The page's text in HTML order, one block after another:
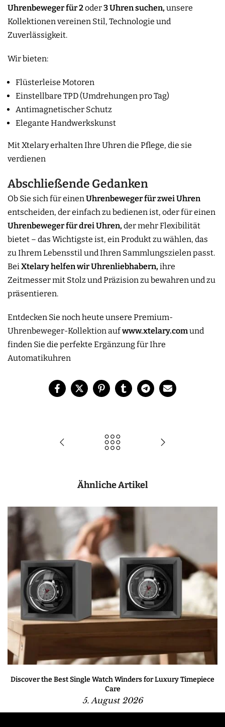
Uhrenbeweger für 2oder3 Uhren suchen, unsere
Kollektionen vereinen Stil, Technologie und
Zuverlässigkeit.
Wir bieten:
Flüsterleise Motoren
Einstellbare TPD (Umdrehungen pro Tag)
Antimagnetischer Schutz
Elegante Handwerkskunst
Mit Xtelary erhalten Ihre Uhren die Pflege, die sie
verdienen
Abschließende Gedanken
Ob Sie sich für einenUhrenbeweger für zwei Uhren
entscheiden, der einfach zu bedienen ist, oder für einen
Uhrenbeweger für drei Uhren, der mehr Flexibilität
bietet – das Wichtigste ist, ein Produkt zu wählen, das
zu Ihrem Lebensstil und Ihren Sammlungszielen passt.
BeiXtelary helfen wir Uhrenliebhabern, ihre
Zeitmesser mit Stolz und Präzision zu bewahren und zu
präsentieren.
Entdecken Sie noch heute unsere Premium-
Uhrenbeweger-Kollektion aufwww.xtelary.comund
finden Sie die perfekte Ergänzung für Ihre
Automatikuhren
Ähnliche Artikel
Discover the Best Single Watch Winders for Luxury Timepiece
Care
5. August 2026